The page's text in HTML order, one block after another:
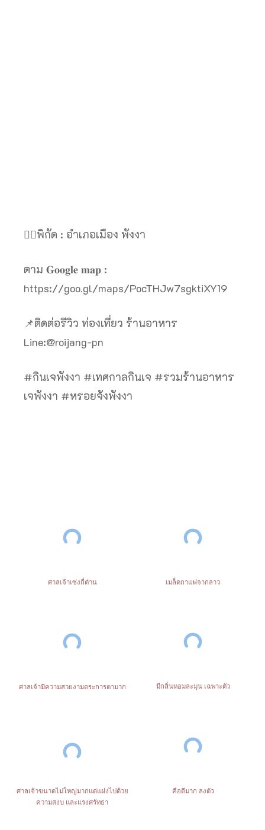
👉🏻พิกัด : อำเภอเมือง พังงา
ตาม 𝐆𝐨𝐨𝐠𝐥𝐞 𝐦𝐚𝐩 :
https://goo.gl/maps/PocTHJw7sgktiXY19
📌ติดต่อรีวิว ท่องเที่ยว ร้านอาหาร
Line:@roijang-pn
#กินเจพังงา #เทศกาลกินเจ #รวมร้านอาหาร
เจพังงา #หรอยจังพังงา
ศาลเจ้าเซ่งกี่ต๋าน
ศาลเจ้ามีความสวยงามตระการตามาก
ศาลเจ้าขนาดไม่ใหญ่มากแต่แฝงไปด้วย
ความสงบ และแรงศรัทธา
เมล็ดกาแฟจากลาว
มีกลิ่นหอมละมุน เฉพาะตัว
คือดีมาก ลงตัว